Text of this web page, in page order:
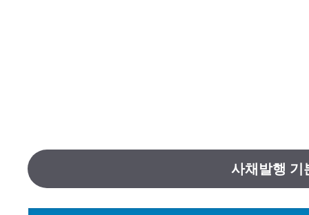
사채발행 기